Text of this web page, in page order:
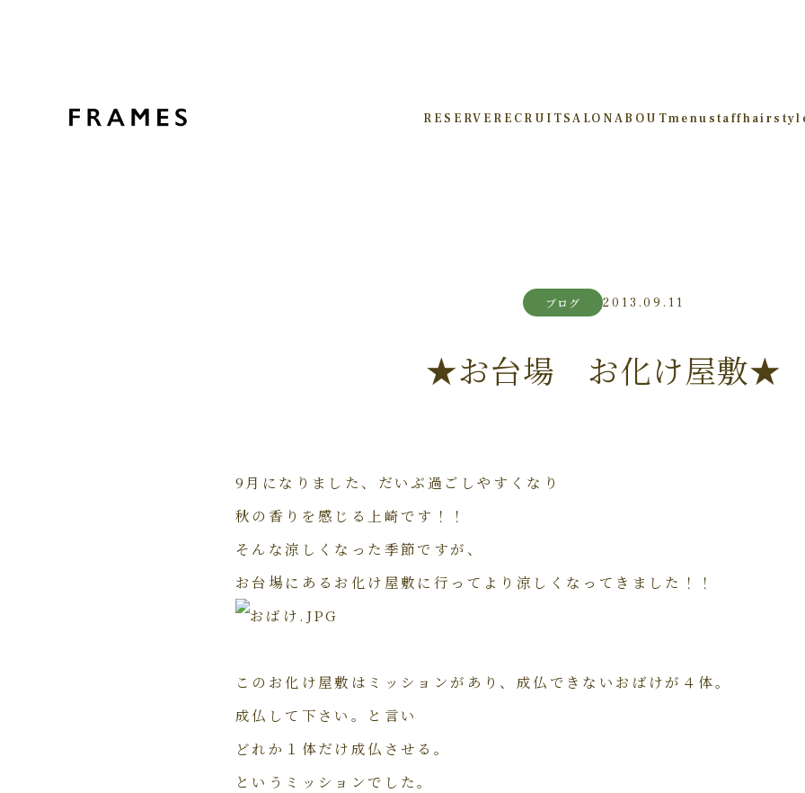
RESERVE RECRUITSALONABOUTmenu staff
ブログ 2013.09.11
★お台場 お化け屋敷★
9月になりました、だいぶ過ごしやすくなり
秋の香りを感じる上崎です！！
そんな涼しくなった季節ですが、
お台場にあるお化け屋敷に行ってより涼しくなってきました！！
このお化け屋敷はミッションがあり、成仏できないおばけが４体。
成仏して下さい。と言い
どれか１体だけ成仏させる。
というミッションでした。